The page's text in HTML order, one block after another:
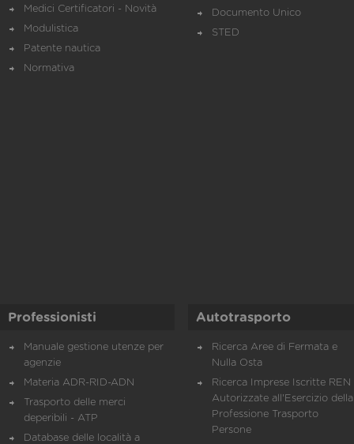
Medici Certificatori - Novità
Modulistica
Patente nautica
Normativa
Documento Unico
STED
Professionisti
Manuale gestione utenze per
agenzie
Materia ADR-RID-ADN
Trasporto delle merci
deperibili - ATP
Database delle località a
Autotrasporto
Ricerca Aree di Fermata e
Nulla Osta
Ricerca Imprese Iscritte REN
Autorizzate all'Esercizio della
Professione Trasporto
Persone